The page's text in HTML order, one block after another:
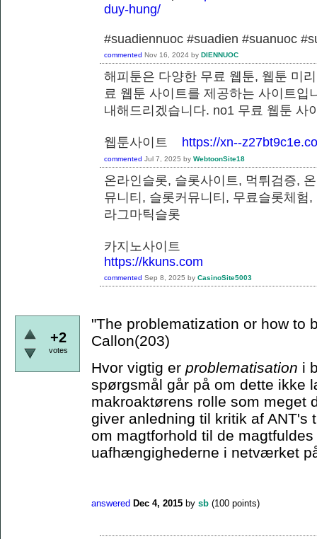
duy-hung/
#suadiennuoc #suadien #suanuoc
commented Nov 16, 2024 by DIENNUOC
해피툰은 다양한 무료 웹툰, 웹툰 미
료 웹툰 사이트를 제공하는 사이트
내해드리겠습니다. no1 무료 웹툰 사
웹툰사이트 https://xn--
commented Jul 7, 2025 by WebtoonSite18
온라인슬롯, 슬롯사이트, 먹튀검증,
뮤니티, 슬롯커뮤니티, 무료슬롯체험
라그마틱슬롯
카지노사이트
https://kkuns.com
commented Sep 8, 2025 by CasinoSite5003
+2
votes
"The problematization or how to
Callon(203)
Hvor vigtig er problematisation i
spørgsmål går på om dette ikke
makroaktørens rolle som meget
giver anledning til kritik af ANT's
om magtforhold til de
uafhængighederne i netværket
answered Dec 4, 2015 by sb (100 points)